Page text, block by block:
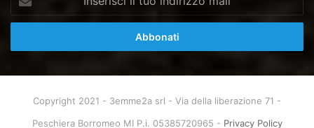
tuo
mail
Copyright 2021 - 3emme2a srl - Via della liberazione 71 -
Peschiera Borromeo MI P.i. 05385720965 - Privacy Policy